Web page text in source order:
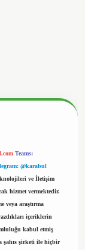
Teams:
@karabul
ve İletişim
hizmet vermektedir.
veya araştırma
içeriklerin
kabul etmiş
şahıs şirketi ile hiçbir